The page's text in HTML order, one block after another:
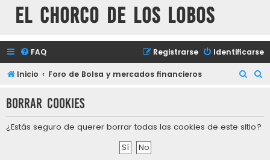
El chorco de los lobos
FAQ Identificarse
Registrarse
Inicio Foro de Bolsa y mercados financieros
c
c
Borrar cookies
¿Estás seguro de querer borrar todas las cookies de este sitio?